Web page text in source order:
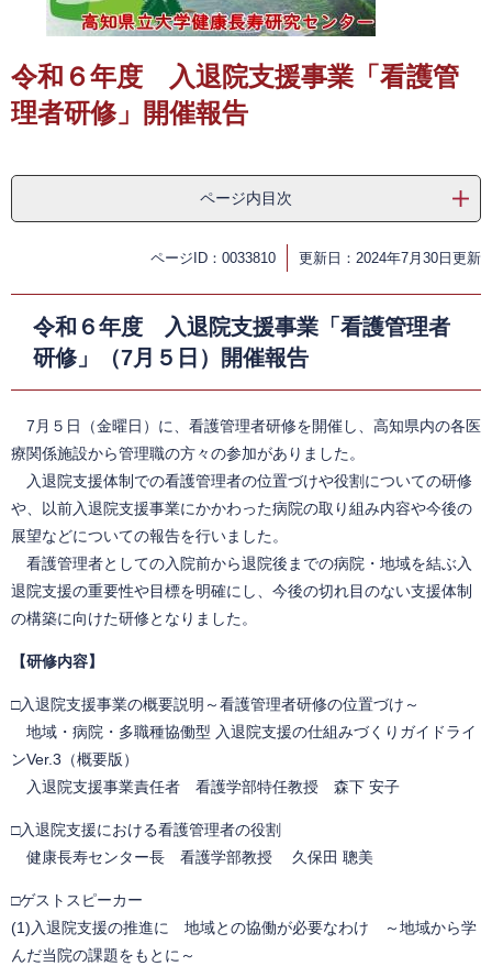
令和６年度 入退院支援事業「看護管
理者研修」開催報告
ページ内目次
ページID：0033810 更新日：2024年7月30日更新
令和６年度 入退院支援事業「看護管理者
研修」（7月５日）開催報告
7月５日（金曜日）に、看護管理者研修を開催し、高知県内の各医
療関係施設から管理職の方々の参加がありました。
入退院支援体制での看護管理者の位置づけや役割についての研修
や、以前入退院支援事業にかかわった病院の取り組み内容や今後の
展望などについての報告を行いました。
看護管理者としての入院前から退院後までの病院・地域を結ぶ入
退院支援の重要性や目標を明確にし、今後の切れ目のない支援体制
の構築に向けた研修となりました。
【研修内容】
​□入退院支援事業の概要説明～看護管理者研修の位置づけ～
地域・病院・多職種協働型 入退院支援の仕組みづくりガイドライ
ンVer.3（概要版）
入退院支援事業責任者 看護学部特任教授 森下 安子
□入退院支援における看護管理者の役割
健康長寿センター長 看護学部教授 久保田 聰美
□ゲストスピーカー
(1)入退院支援の推進に 地域との協働が必要なわけ ～地域から学
んだ当院の課題をもとに～